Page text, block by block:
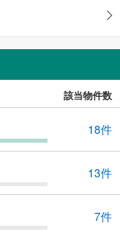
該当物件数
18件
13件
7件